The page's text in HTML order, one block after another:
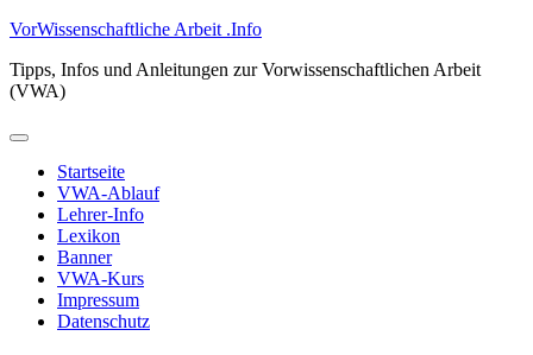
Zum
springen
VorWissenschaftliche Arbeit .Info
Tipps, Infos und Anleitungen zur Vorwissenschaftlichen Arbeit
(VWA)
Primäres
Startseite
VWA-Ablauf
Lehrer-Info
Lexikon
Banner
VWA-Kurs
Impressum
Datenschutz